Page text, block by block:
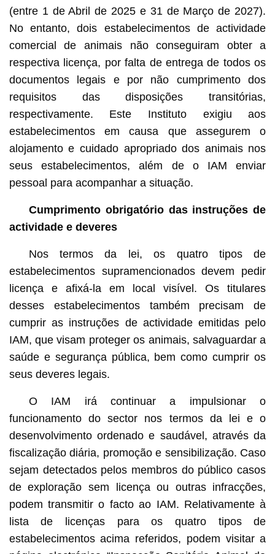
(entre 1 de Abril de 2025 e 31 de Março de 2027).
No entanto, dois estabelecimentos de actividade
comercial de animais não conseguiram obter a
respectiva licença, por falta de entrega de todos os
documentos legais e por não cumprimento dos
requisitos das disposições transitórias,
respectivamente. Este Instituto exigiu aos
estabelecimentos em causa que assegurem o
alojamento e cuidado apropriado dos animais nos
seus estabelecimentos, além de o IAM enviar
pessoal para acompanhar a situação.
Cumprimento obrigatório das instruções de
actividade e deveres
Nos termos da lei, os quatro tipos de
estabelecimentos supramencionados devem pedir
licença e afixá-la em local visível. Os titulares
desses estabelecimentos também precisam de
cumprir as instruções de actividade emitidas pelo
IAM, que visam proteger os animais, salvaguardar a
saúde e segurança pública, bem como cumprir os
seus deveres legais.
O IAM irá continuar a impulsionar o
funcionamento do sector nos termos da lei e o
desenvolvimento ordenado e saudável, através da
fiscalização diária, promoção e sensibilização. Caso
sejam detectados pelos membros do público casos
de exploração sem licença ou outras infracções,
podem transmitir o facto ao IAM. Relativamente à
lista de licenças para os quatro tipos de
estabelecimentos acima referidos, podem visitar a